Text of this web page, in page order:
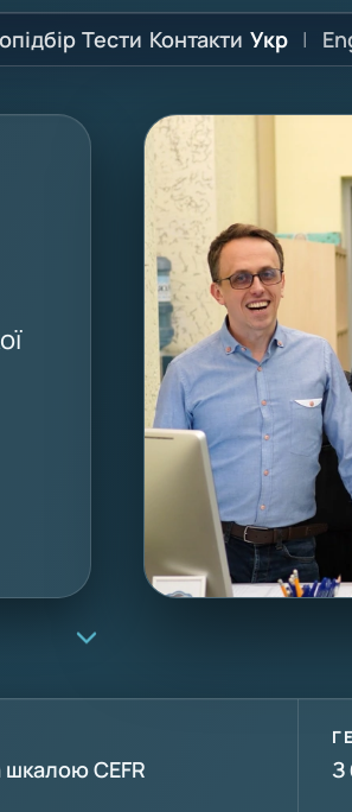
Тести Контакти Укр |
шкалою CEFR З